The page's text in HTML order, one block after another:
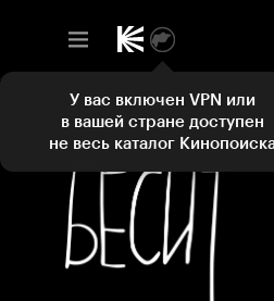
У вас включен VPN или
в вашей стране доступен
не весь каталог